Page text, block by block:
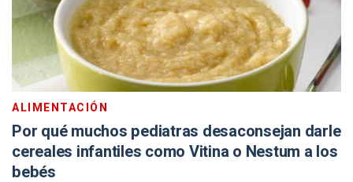
ALIMENTACIÓN
Por qué muchos pediatras desaconsejan darle
cereales infantiles como Vitina o Nestum a los
bebés